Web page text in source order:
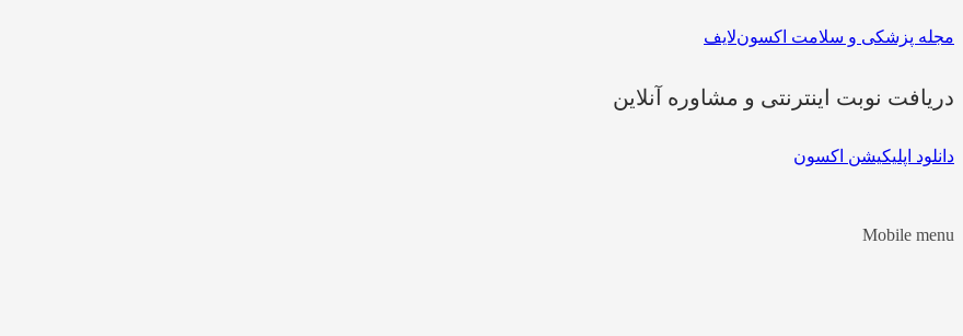
مجله پزشکی و سلامت اکسون‌لایف
دریافت نوبت اینترنتی و مشاوره آنلاین
دانلود اپلیکیشن اکسون
Mobile menu